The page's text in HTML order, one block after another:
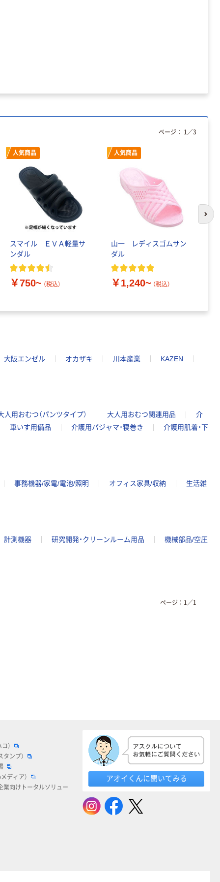
人気商品
スマイル ＥＶＡ軽量サ
ンダル
￥750~ （税込）
人気商品
山一 レディスゴムサン
ダル
￥1,240~ （税込）
ページ： 1 ／3
次
大阪エンゼル オカザキ 川本産業
KAZEN
人用おむつ（パンツタイプ） 大人用おむつ関連用品
介
車いす用備品 介護用パジャマ・寝巻き
介護用肌着・下
事務機器/家電/電池/照明 オフィス家具/収納
生活雑
計測機器 研究開発・クリーンルーム用品
機械部品/空圧
0.22mm 布テー
￥145~
ーフリー）
￥398~
アスクル クリア
￥126~
本気プライス
ティッシュペー
パー ボックス
スクル スマート
ビッド PEFC認
証
￥328~ （税込）
本気プライス
ペーパータオル
ページ： 1 ／1
）
タンプ）
ディア）
業向けトータルソリュー
アオイくんに聞いてみる